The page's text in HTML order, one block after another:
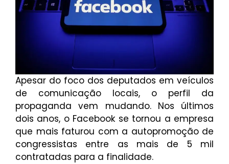
Apesar do foco dos deputados em veículos
de comunicação locais, o perfil da
propaganda vem mudando. Nos últimos
dois anos, o Facebook se tornou a empresa
que mais faturou com a autopromoção de
congressistas entre as mais de 5 mil
contratadas para a finalidade.